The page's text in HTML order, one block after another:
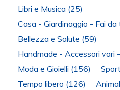
Libri e Musica (25)
Casa - Giardinaggio - Fai da
Bellezza e Salute (59)
Handmade - Accessori vari
Moda e Gioielli (156)
Tempo libero (126)